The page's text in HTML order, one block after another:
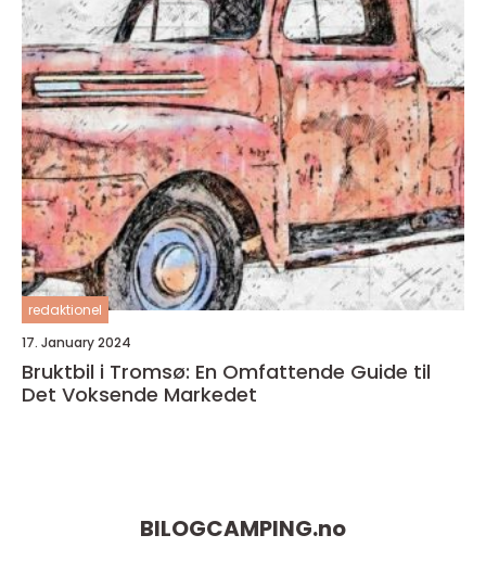
redaktionel
17. January 2024
Bruktbil i Tromsø: En Omfattende Guide til
Det Voksende Markedet
BILOGCAMPING.no